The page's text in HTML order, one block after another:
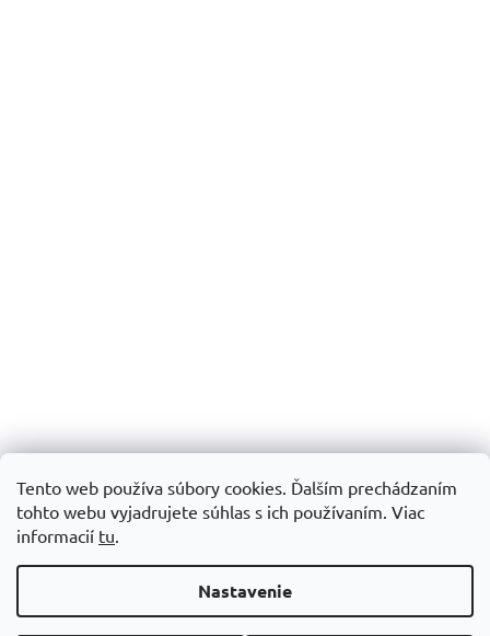
Tento web používa súbory cookies. Ďalším prechádzaním
tohto webu vyjadrujete súhlas s ich používaním. Viac
informacií tu.
Nastavenie
Vytvoril Shoptet